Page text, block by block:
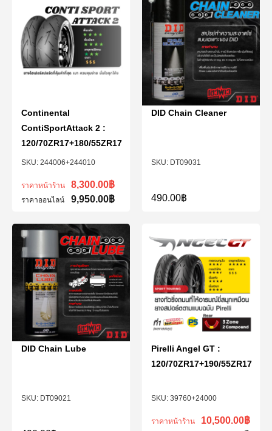
244006+244010
Continental
ContiSportAttack 2 :
120/70ZR17+180/55ZR17
ราคาหน้าร้าน 8,300.00฿
ราคาออนไลน์ 9,950.00฿
DT09031
DID Chain Cleaner
490.00฿
DT09021
DID Chain Lube
39760+24000
Pirelli Angel GT :
120/70ZR17+190/55ZR17
ราคาหน้าร้าน 10,500.00฿